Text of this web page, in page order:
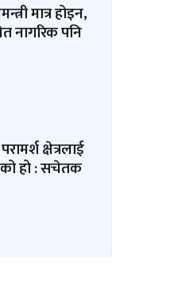
मात्र होइन,
नागरिक पनि
क्षेत्रलाई
हो : सचेतक